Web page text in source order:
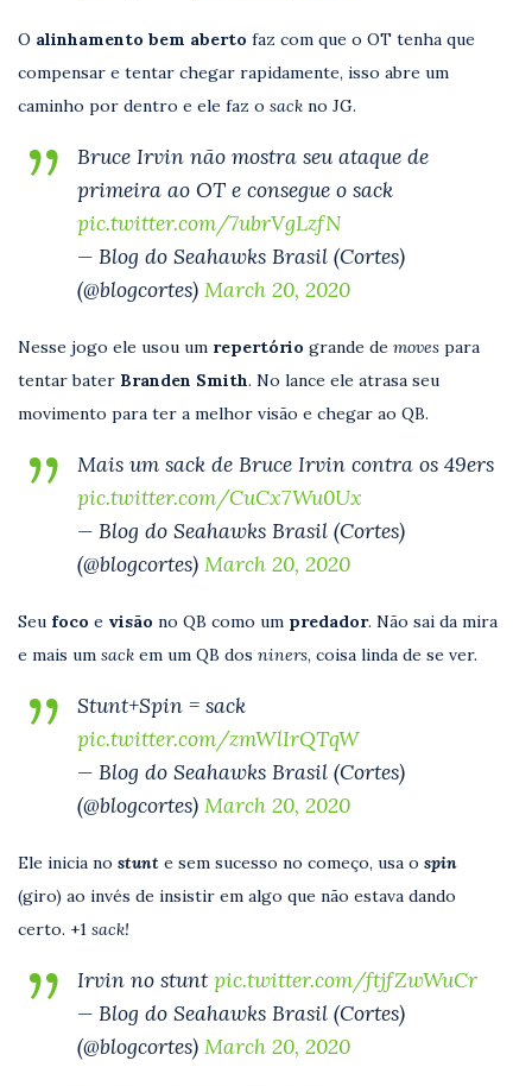
O alinhamento bem aberto faz com que o OT tenha que
compensar e tentar chegar rapidamente, isso abre um
caminho por dentro e ele faz o sack no JG.
Bruce Irvin não mostra seu ataque de
primeira ao OT e consegue o sack
pic.twitter.com/7ubrVgLzfN
— Blog do Seahawks Brasil (Cortes)
(@blogcortes) March 20, 2020
Nesse jogo ele usou um repertório grande de moves para
tentar bater Branden Smith. No lance ele atrasa seu
movimento para ter a melhor visão e chegar ao QB.
Mais um sack de Bruce Irvin contra os 49ers
pic.twitter.com/CuCx7Wu0Ux
— Blog do Seahawks Brasil (Cortes)
(@blogcortes) March 20, 2020
Seu foco e visão no QB como um predador. Não sai da mira
e mais um sack em um QB dos niners, coisa linda de se ver.
Stunt+Spin = sack
pic.twitter.com/zmWlIrQTqW
— Blog do Seahawks Brasil (Cortes)
(@blogcortes) March 20, 2020
Ele inicia no stunt e sem sucesso no começo, usa o spin
(giro) ao invés de insistir em algo que não estava dando
certo. +1 sack!
Irvin no stuntpic.twitter.com/ftjfZwWuCr
— Blog do Seahawks Brasil (Cortes)
(@blogcortes) March 20, 2020